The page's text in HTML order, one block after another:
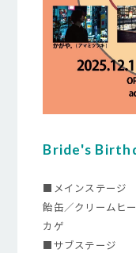
Bride's
■メインステージ
飴缶／クリームヒ
カゲ
■サブステージ